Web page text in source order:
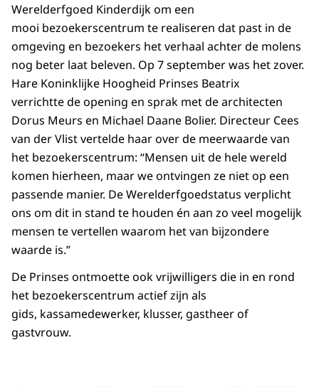
Werelderfgoed Kinderdijk om een
mooi bezoekerscentrum te realiseren dat past in de
omgeving en bezoekers het verhaal achter de molens
nog beter laat beleven. Op 7 september was het zover.
Hare Koninklijke Hoogheid Prinses Beatrix
verrichtte de opening en sprak met de architecten
Dorus Meurs en Michael Daane Bolier. Directeur Cees
van der Vlist vertelde haar over de meerwaarde van
het bezoekerscentrum: “Mensen uit de hele wereld
komen hierheen, maar we ontvingen ze niet op een
passende manier. De Werelderfgoedstatus verplicht
ons om dit in stand te houden én aan zo veel mogelijk
mensen te vertellen waarom het van bijzondere
waarde is.”
De Prinses ontmoette ook vrijwilligers die in en rond
het bezoekerscentrum actief zijn als
gids, kassamedewerker, klusser, gastheer of
gastvrouw.